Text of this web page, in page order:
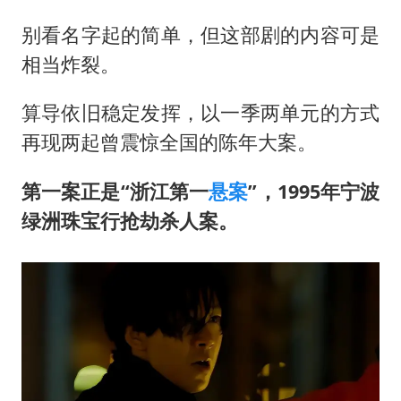
泰国枪击案凶手先杀祖父母后行凶
公司“上四休三”但要降薪1000元
东方之约 相约未来
别看名字起的简单，但这部剧的内容可是
相当炸裂。
算导依旧稳定发挥，以一季两单元的方式
再现两起曾震惊全国的陈年大案。
第一案正是“浙江第一悬案”，1995年宁波
绿洲珠宝行抢劫杀人案。